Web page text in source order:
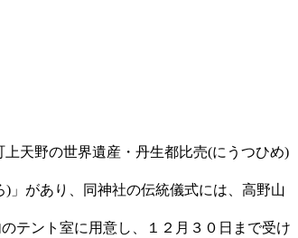
天野の世界遺産・丹生都比売(にうつひめ)
」があり、同神社の伝統儀式には、高野山
テント室に用意し、１２月３０日まで受け